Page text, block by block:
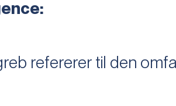
refererer til den